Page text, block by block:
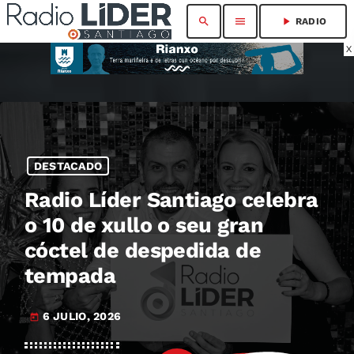
X
search menu play_arrow RADIO
DESTACADO
Radio Líder Santiago celebra
o 10 de xullo o seu gran
cóctel de despedida de
tempada
today 6 JULIO, 2026